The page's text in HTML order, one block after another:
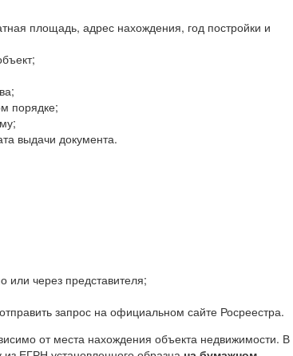
площадь, адрес нахождения, год постройки и
порядке;
выдачи документа.
или через представителя;
запрос на официальном сайте Росреестра.
от места нахождения объекта недвижимости. В